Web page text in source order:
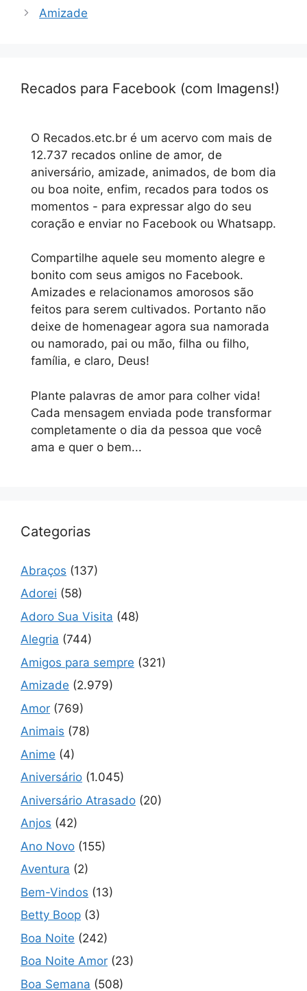
Amizade
Recados para Facebook (com Imagens!)
O Recados.etc.br é um acervo com mais de
12.737 recados online de amor, de
aniversário, amizade, animados, de bom dia
ou boa noite, enfim, recados para todos os
momentos - para expressar algo do seu
coração e enviar no Facebook ou Whatsapp.
Compartilhe aquele seu momento alegre e
bonito com seus amigos no Facebook.
Amizades e relacionamos amorosos são
feitos para serem cultivados. Portanto não
deixe de homenagear agora sua namorada
ou namorado, pai ou mão, filha ou filho,
família, e claro, Deus!
Plante palavras de amor para colher vida!
Cada mensagem enviada pode transformar
completamente o dia da pessoa que você
ama e quer o bem...
Categorias
Abraços (137)
Adorei (58)
Adoro Sua Visita (48)
Alegria (744)
Amigos para sempre (321)
Amizade (2.979)
Amor (769)
Animais (78)
Anime (4)
Aniversário (1.045)
Aniversário Atrasado (20)
Anjos (42)
Ano Novo (155)
Aventura (2)
Bem-Vindos (13)
Betty Boop (3)
Boa Noite (242)
Boa Noite Amor (23)
Boa Semana (508)